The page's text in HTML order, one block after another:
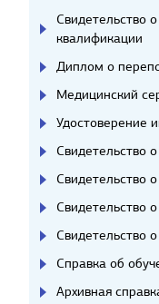
Свидетельство
квалификации
Диплом о
Медицинский
Удостоверение
Свидетельство
Свидетельство
Свидетельство
Свидетельство
Справка об
Архивная